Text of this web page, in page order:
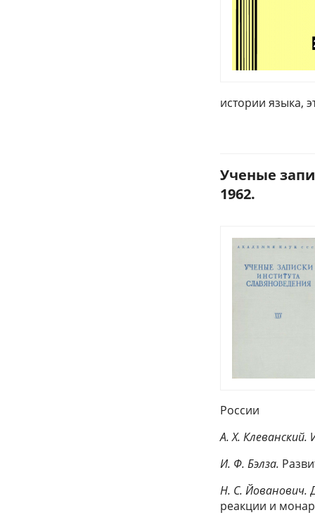
истории языка,
Ученые
1962.
России
А. Х. Клеванский.
И. Ф. Бэлза.
Н. С. Йованович.
реакции и